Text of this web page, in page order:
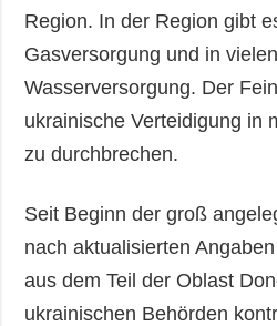
Region. In der Region gibt
Gasversorgung und in
Wasserversorgung. Der
ukrainische Verteidigung in
zu durchbrechen.
Seit Beginn der groß
nach aktualisierten
aus dem Teil der Oblast
ukrainischen Behörden